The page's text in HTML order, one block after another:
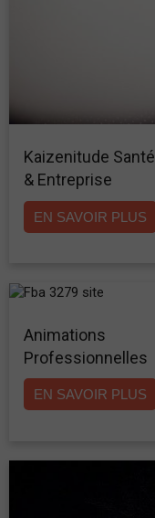
Kaizenitude Santé
& Entreprise
EN SAVOIR PLUS
Animations
Professionnelles
EN SAVOIR PLUS